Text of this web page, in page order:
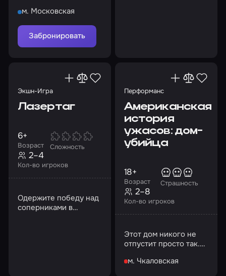
глаза тому, что прячется
в тени?
м. Московская
Забронировать
Экшн-Игра
Лазертаг
Возраст
6+
Сложность
Кол-во игроков
2–4
Одержите победу над
соперниками в
Перформанс
Американская
история
ужасов: дом-
убийца
Возраст
18+
Страшность
Кол-во игроков
2–8
Этот дом никого не
отпустит просто так.
договориться с ним?
м. Чкаловская